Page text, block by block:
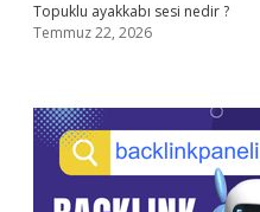
Topuklu ayakkabı sesi nedir ?
Temmuz 22, 2026